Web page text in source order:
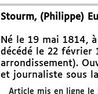
Stourm, (Philippe)
Né le 19 mai 1814,
décédé le 22 février
arrondissement).
et journaliste sous
Article mis en ligne le